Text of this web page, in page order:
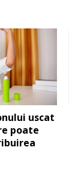
uscat
poate